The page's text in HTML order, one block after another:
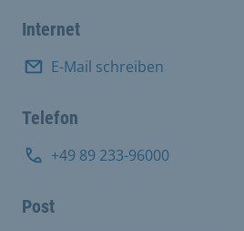
Internet
E-Mail schreiben
Telefon
+49 89 233-96000
Post